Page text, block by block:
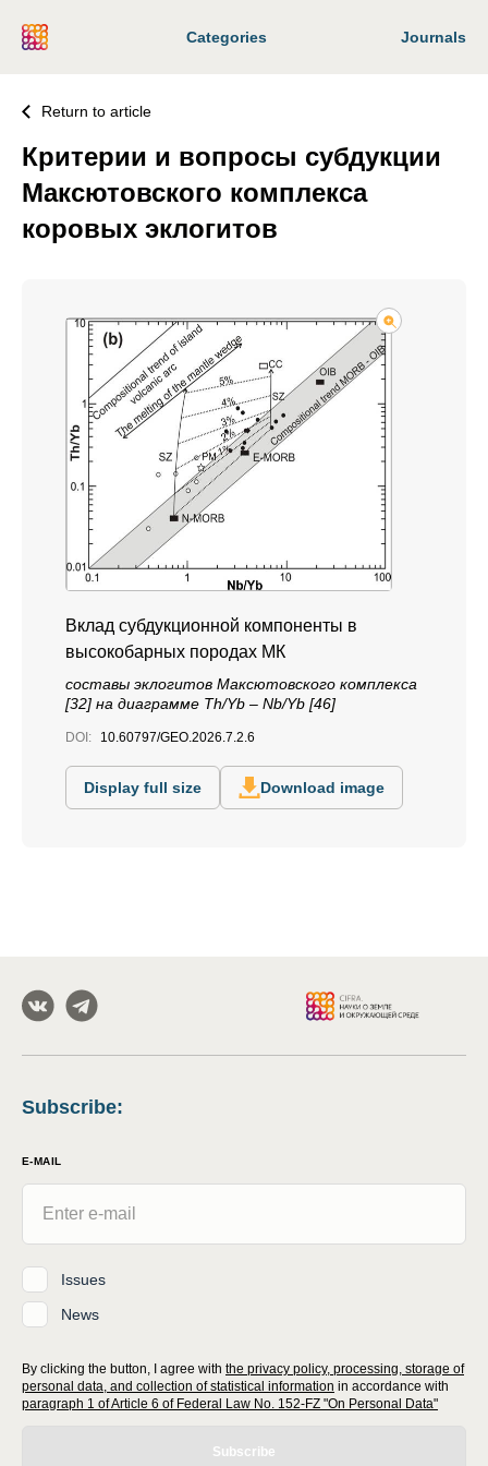
Categories Journals
Return to article
Критерии и вопросы субдукции
Максютовского комплекса
коровых эклогитов
Вклад субдукционной компоненты в
высокобарных породах МК
cоставы эклогитов Максютовского комплекса
[32] на диаграмме Th/Yb – Nb/Yb [46]
DOI: 10.60797/GEO.2026.7.2.6
Display full size Download image
Subscribe:
E-MAIL
Issues
News
By clicking the button, I agree with the privacy policy, processing, storage of
personal data, and collection of statistical information in accordance with
paragraph 1 of Article 6 of Federal Law No. 152-FZ "On Personal Data"
Subscribe